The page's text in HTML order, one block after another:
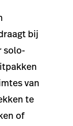
bij
solo-
van
te
of